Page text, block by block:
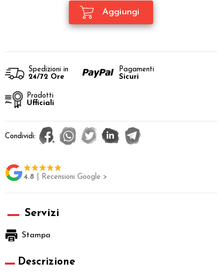
Spedizioni in
24/72 Ore
Pagamenti
Sicuri
Prodotti
Ufficiali
Condividi:
4.8 | Recensioni Google >
Servizi
Stampa
Descrizione